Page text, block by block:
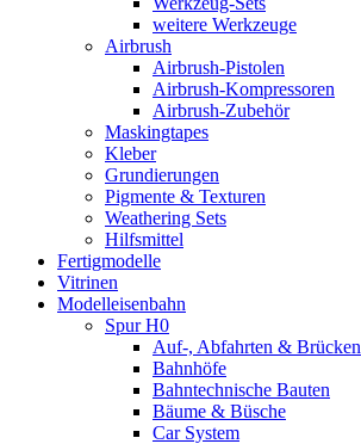
weitere Werkzeuge
Airbrush
Airbrush-Pistolen
Airbrush-Kompressoren
Airbrush-Zubehör
Maskingtapes
Kleber
Grundierungen
Pigmente & Texturen
Weathering Sets
Hilfsmittel
Fertigmodelle
Vitrinen
Modelleisenbahn
Spur H0
Auf-, Abfahrten & Brücken
Bahnhöfe
Bahntechnische Bauten
Bäume & Büsche
Car System